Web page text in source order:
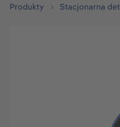
Produkty Stacjonarna